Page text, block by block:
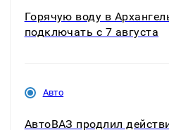
Горячую воду в
подключать с 7 августа
Авто
АвтоВАЗ продлил